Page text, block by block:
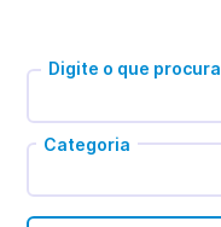
Digite o que procura
Categoria